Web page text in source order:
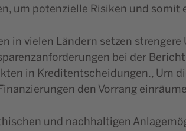
um potenzielle Risiken und somit
in vielen Ländern setzen
bei der
in Kreditentscheidungen., Um
den Vorrang
und nachhaltigen